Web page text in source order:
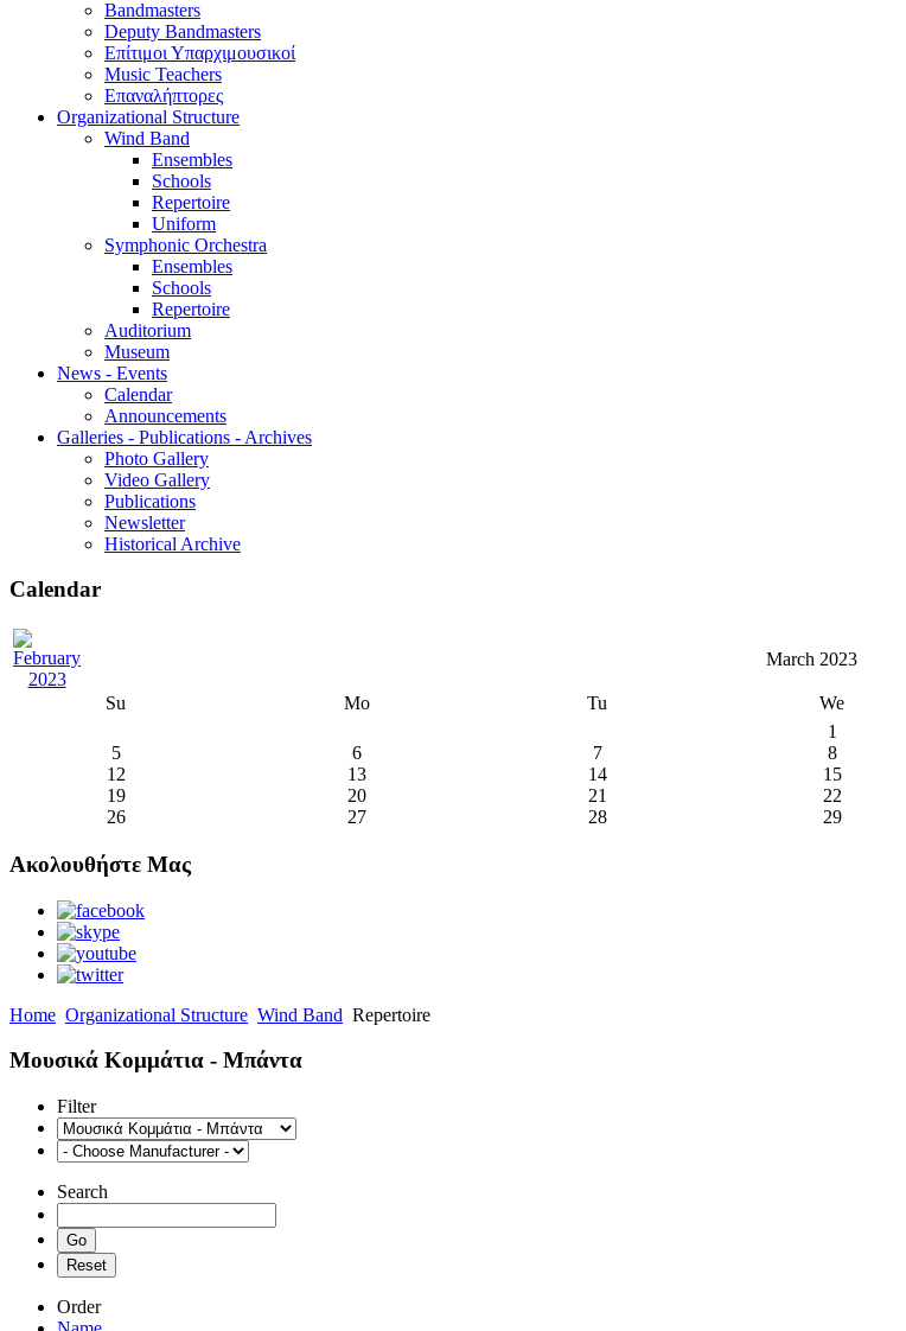
Bandmasters
Deputy Bandmasters
Επίτιμοι Υπαρχιμουσικοί
Music Teachers
Επαναλήπτορες
Organizational Structure
Wind Band
Ensembles
Schools
Repertoire
Uniform
Symphonic Orchestra
Ensembles
Schools
Repertoire
Auditorium
Museum
News - Events
Calendar
Announcements
Galleries - Publications - Archives
Photo Gallery
Video Gallery
Publications
Newsletter
Historical Archive
Calendar
March 2023
Su Mo Tu We
1
5
6 7 8
12
13 14 15
19
20 21 22
26
27 28 29
Ακολουθήστε Μας
Home Organizational Structure Wind Band Repertoire
Μουσικά Κομμάτια - Μπάντα
Filter
Search
Order